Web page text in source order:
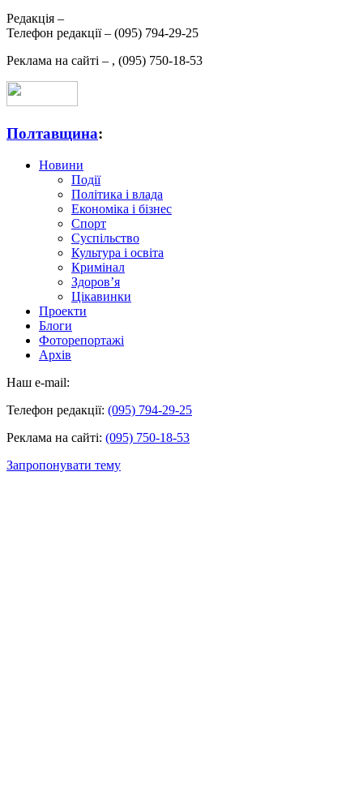
Редакція –
Телефон редакції – (095) 794-29-25
Реклама на сайті – , (095) 750-18-53
Полтавщина:
Новини
Події
Політика і влада
Економіка і бізнес
Спорт
Суспільство
Культура і освіта
Кримінал
Здоров’я
Цікавинки
Проекти
Блоги
Фоторепортажі
Архів
Наш e-mail:
Телефон редакції: (095) 794-29-25
Реклама на сайті: (095) 750-18-53
Запропонувати тему